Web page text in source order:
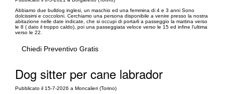
Abbiamo due bulldog inglesi, un maschio ed una femmina di 4 e 3 anni Sono
dolcissimi e coccoloni. Cerchiamo una persona disponibile a venire presso la nostra
abitazione nelle date indicate, che si occupi di portarli a passeggio la mattina verso
le 8 ( dato il troppo caldo), poi una passeggiata veloce verso le 15 ed infine l'ultima
verso le 22.
Chiedi Preventivo Gratis
Dog sitter per cane labrador
Pubblicato il 15-7-2026 a Moncalieri (Torino)